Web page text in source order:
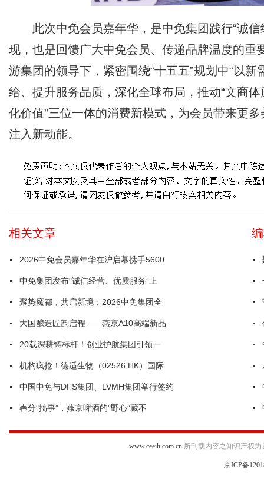
此次中免会员嘉年华，是中免集团践行“诚
现，也是回馈广大中免会员、传递品牌温度的
游集团的领导下，紧密围绕“十五五”规划中“以
给、提升服务品质，深化全球布局，推动“文商
化价值”三位一体的消费新模式，为会员带来更
注入新动能。
相关文章
2026中免会员嘉年华在沪启幕携手5600
中免集团发布"诚信经营、优质服务”上
聚势魔都，共启新境：2026中免集团全
大国酿造匠韵启程——燕京A10高端新品
20载深耕铸标杆！创业护航集团引领一
机构疯抢！德适生物（02526.HK）国际
中国中免与DFS集团、LVMH集团举行签约
春分"搞事”，燕京啤酒的"野心”藏不
www.ceeih.com.cn 所刊载内容之知识产权
京ICP备